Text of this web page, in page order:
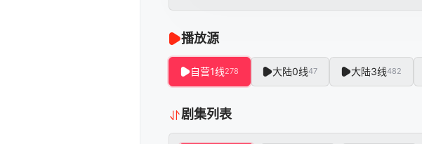
播放源
自营1线278 大陆0线47 大陆3线482
剧集列表